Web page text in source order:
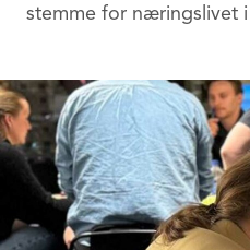
stemme for næringslivet